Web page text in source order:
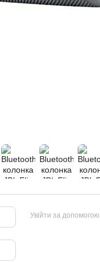
Увійти за допомогою